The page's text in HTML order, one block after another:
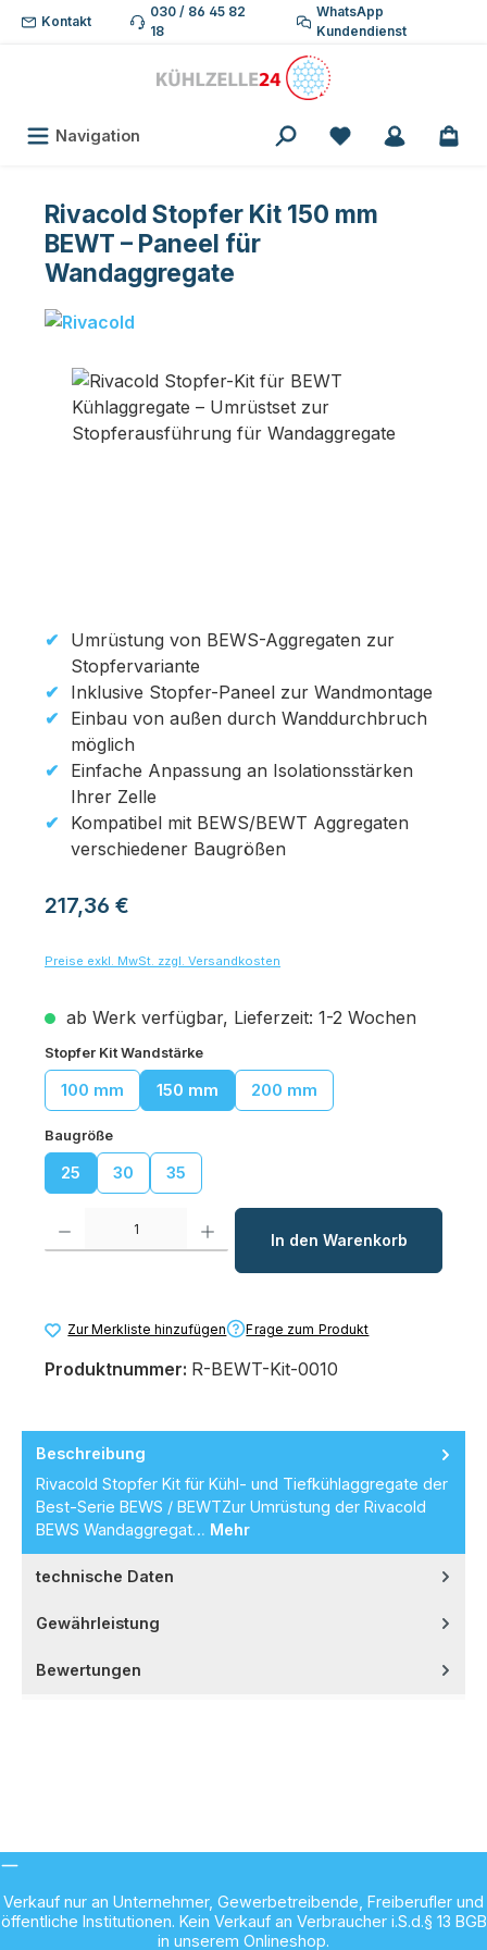
Zum Hauptinhalt springen
Kontakt
030 / 86 45 82
18
WhatsApp
Kundendienst
Navigation Du hast 0
Rivacold Stopfer Kit 150 mm
BEWT – Paneel für
Wandaggregate
Bildergalerie überspringen
Umrüstung von BEWS-Aggregaten zur
Stopfervariante
Inklusive Stopfer-Paneel zur Wandmontage
Einbau von außen durch Wanddurchbruch
möglich
Einfache Anpassung an Isolationsstärken
Ihrer Zelle
Kompatibel mit BEWS/BEWT Aggregaten
verschiedener Baugrößen
Regulärer Preis:
217,36 €
Preise exkl. MwSt. zzgl. Versandkosten
ab Werk verfügbar, Lieferzeit: 1-2 Wochen
Stopfer Kit Wandstärkeauswählen
100 mm 150 mm 200 mm
Baugrößeauswählen
25 30 35
Produkt Anzahl: Gib den gewünschten Wert ein oder benutze die
In den Warenkorb
Zur Merkliste hinzufügen Frage zum Produkt
Produktnummer: R-BEWT-Kit-0010
Beschreibung
Rivacold Stopfer Kit für Kühl- und Tiefkühlaggregate der
Best-Serie BEWS / BEWTZur Umrüstung der Rivacold
BEWS Wandaggregat… Mehr
technische Daten
Gewährleistung
Bewertungen
Verkauf nur an Unternehmer, Gewerbetreibende, Freiberufler und
öffentliche Institutionen. Kein Verkauf an Verbraucher i.S.d.§ 13 BGB
in unserem Onlineshop.